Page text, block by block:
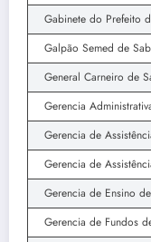
Gabinete do Prefeito
Galpão Semed de
General Carneiro de
Gerencia
Gerencia de
Gerencia de
Gerencia de Ensino
Gerencia de Fundos